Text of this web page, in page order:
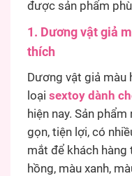
được sản phẩm
1. Dương vật giả
thích
Dương vật giả màu
loại sextoy dành
hiện nay. Sản
gọn, tiện lợi, có
mắt để khách
hồng, màu xanh,